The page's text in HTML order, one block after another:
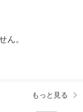
ん。
もっと見る